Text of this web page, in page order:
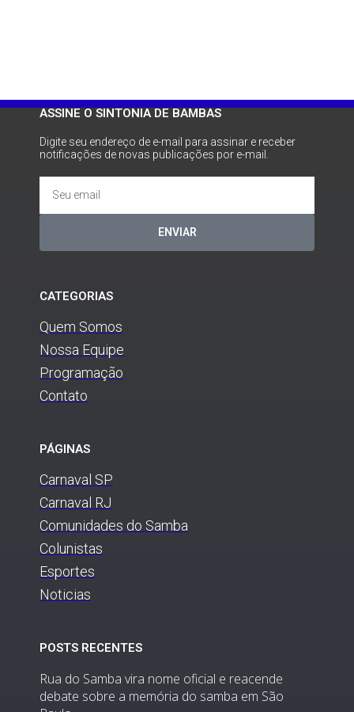
ASSINE O SINTONIA DE BAMBAS
Digite seu endereço de e-mail para assinar e receber
notificações de novas publicações por e-mail.
ENVIAR
CATEGORIAS
Quem Somos
Nossa Equipe
Programação
Contato
PÁGINAS
Carnaval SP
Carnaval RJ
Comunidades do Samba
Colunistas
Esportes
Noticias
POSTS RECENTES
Rua do Samba vira nome oficial e reacende
debate sobre a memória do samba em São